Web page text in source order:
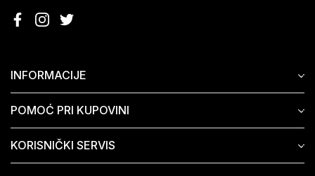
INFORMACIJE
POMOĆ PRI KUPOVINI
KORISNIČKI SERVIS